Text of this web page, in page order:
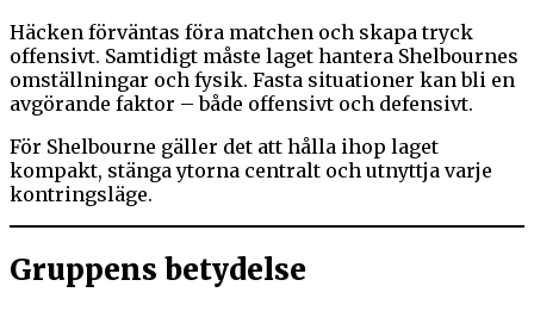
Häcken förväntas föra matchen och skapa tryck
offensivt. Samtidigt måste laget hantera Shelbournes
omställningar och fysik. Fasta situationer kan bli en
avgörande faktor – både offensivt och defensivt.
För Shelbourne gäller det att hålla ihop laget
kompakt, stänga ytorna centralt och utnyttja varje
kontringsläge.
Gruppens betydelse